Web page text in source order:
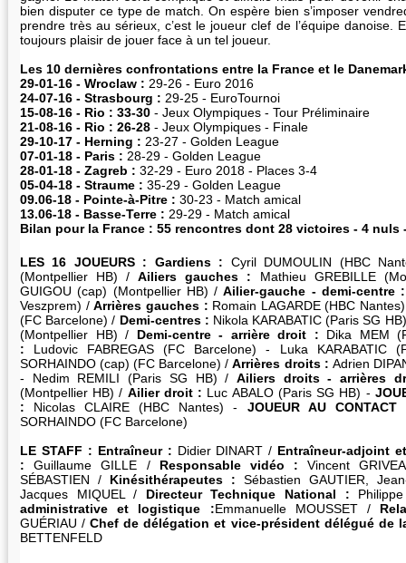
bien disputer ce type de match. On espère bien s’imposer
prendre très au sérieux, c’est le joueur clef de l’équipe danoise.
toujours plaisir de jouer face à un tel joueur.
Les 10 dernières confrontations entre la France et le
29-01-16 - Wroclaw : 29-26 - Euro 2016
24-07-16 - Strasbourg : 29-25 - EuroTournoi
15-08-16 - Rio : 33-30 - Jeux Olympiques - Tour Préliminaire
21-08-16 - Rio : 26-28 - Jeux Olympiques - Finale
29-10-17 - Herning : 23-27 - Golden League
07-01-18 - Paris : 28-29 - Golden League
28-01-18 - Zagreb : 32-29 - Euro 2018 - Places 3-4
05-04-18 - Straume : 35-29 - Golden League
09.06-18 - Pointe-à-Pitre : 30-23 - Match amical
13.06-18 - Basse-Terre : 29-29 - Match amical
Bilan pour la France : 55 rencontres dont 28 victoires - 4 nuls
LES 16 JOUEURS : Gardiens :
Cyril DUMOULIN (HBC
(Montpellier HB) / Ailiers gauches :
Mathieu GREBILLE
GUIGOU (cap) (Montpellier HB) / Ailier-gauche - demi-centre :
Veszprem) / Arrières gauches : Romain LAGARDE (HBC
(FC Barcelone) / Demi-centres : Nikola KARABATIC (Paris SG
(Montpellier HB) /
Demi-centre - arrière droit :
Dika MEM
:
Ludovic FABREGAS (FC Barcelone) - Luka KARABATIC
SORHAINDO (cap) (FC Barcelone) / Arrières droits : Adrien
- Nedim REMILI (Paris SG HB) / Ailiers droits - arrières
(Montpellier HB) / Ailier droit : Luc ABALO (Paris SG HB) -
:
Nicolas CLAIRE (HBC Nantes) -
JOUEUR AU
SORHAINDO (FC Barcelone)
LE STAFF : Entraîneur : Didier DINART / Entraîneur-adjoint
:
Guillaume GILLE / Responsable vidéo :
Vincent
SÉBASTIEN /
Kinésithérapeutes :
Sébastien GAUTIER,
Jacques MIQUEL /
Directeur Technique National :
administrative et logistique :Emmanuelle MOUSSET /
GUÉRIAU / Chef de délégation et vice-président délégué de
BETTENFELD